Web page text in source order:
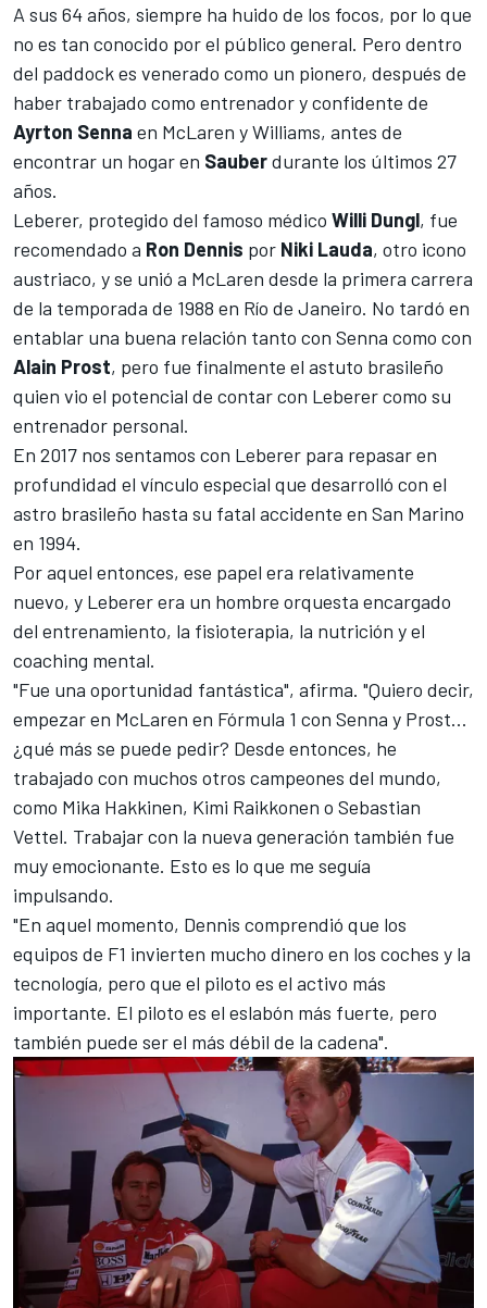
A sus 64 años, siempre ha huido de los focos, por lo que
no es tan conocido por el público general. Pero dentro
del paddock es venerado como un pionero, después de
haber trabajado como entrenador y confidente de
Ayrton Senna en McLaren yWilliams, antes de
encontrar un hogar en Sauberdurante los últimos 27
años.
Leberer, protegido del famoso médico Willi Dungl, fue
recomendado a Ron Dennis por Niki Lauda, otro icono
austriaco, y se unió a McLaren desde la primera carrera
de la temporada de 1988 en Río de Janeiro. No tardó en
entablar una buena relación tanto con Senna como con
Alain Prost, pero fue finalmente el astuto brasileño
quien vio el potencial de contar con Leberer como su
entrenador personal.
En 2017 nos sentamos con Leberer para repasar en
profundidad el vínculo especial que desarrolló con el
astro brasileño hasta su fatal accidente en San Marino
en 1994.
Por aquel entonces, ese papel era relativamente
nuevo, y Leberer era un hombre orquesta encargado
del entrenamiento, la fisioterapia, la nutrición y el
coaching mental.
"Fue una oportunidad fantástica", afirma. "Quiero decir,
empezar en McLaren en Fórmula 1 con Senna y Prost...
¿qué más se puede pedir? Desde entonces, he
trabajado con muchos otros campeones del mundo,
como Mika Hakkinen, Kimi Raikkonen o Sebastian
Vettel. Trabajar con la nueva generación también fue
muy emocionante. Esto es lo que me seguía
impulsando.
"En aquel momento, Dennis comprendió que los
equipos de F1 invierten mucho dinero en los coches y la
tecnología, pero que el piloto es el activo más
importante. El piloto es el eslabón más fuerte, pero
también puede ser el más débil de la cadena".